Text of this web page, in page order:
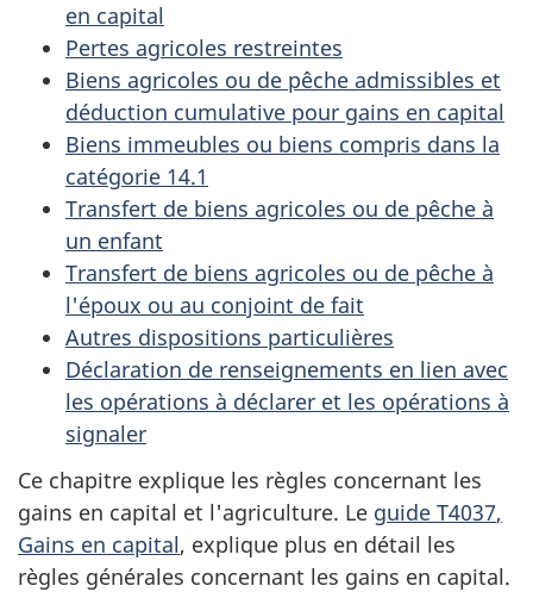
en capital
Pertes agricoles restreintes
Biens agricoles ou de pêche admissibles et
déduction cumulative pour gains en capital
Biens immeubles ou biens compris dans la
catégorie 14.1
Transfert de biens agricoles ou de pêche à
un enfant
Transfert de biens agricoles ou de pêche à
l'époux ou au conjoint de fait
Autres dispositions particulières
Déclaration de renseignements en lien avec
les opérations à déclarer et les opérations à
signaler
Ce chapitre explique les règles concernant les
gains en capital et l'agriculture. Le guide T4037,
Gains en capital, explique plus en détail les
règles générales concernant les gains en capital.